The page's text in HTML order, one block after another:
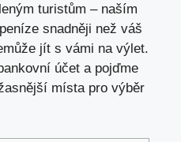
turistům – naším
snadněji než váš
jít s vámi na výlet.
účet a pojďme
místa pro výběr